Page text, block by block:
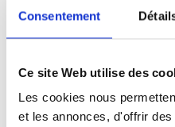
Consentement
Ce site Web utilise des
Les cookies nous
et les annonces, d'offrir
Qualifications et diplômes
Profil recherché :